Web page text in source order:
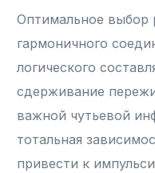
Оптимальное выбор
гармоничного
логического
сдерживание
важной чутьевой
тотальная
привести к